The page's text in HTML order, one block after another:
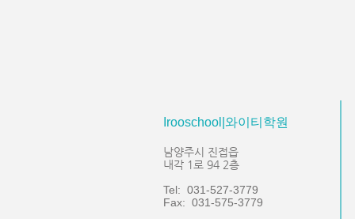
Irooschool|와이티학원
남양주시 진접읍
내각 1로 94 2층
Tel: 031-527-3779
Fax: 031-575-3779